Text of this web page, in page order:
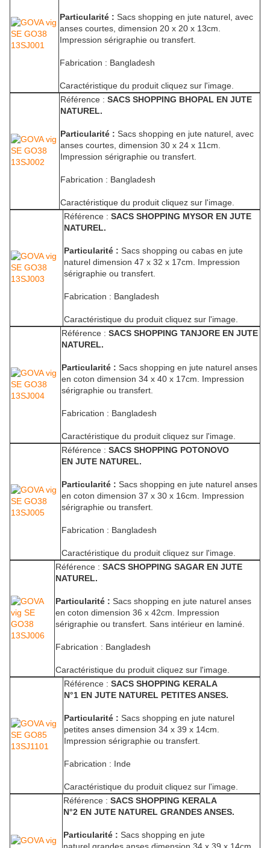
Particularité : Sacs shopping en jute naturel, avec
anses courtes, dimension 20 x 20 x 13cm.
Impression sérigraphie ou transfert.
Fabrication : Bangladesh
Caractéristique du produit cliquez sur l'image.
Référence : SACS SHOPPING BHOPAL EN JUTE
NATUREL.
Particularité : Sacs shopping en jute naturel, avec
anses courtes, dimension 30 x 24 x 11cm.
Impression sérigraphie ou transfert.
Fabrication : Bangladesh
Caractéristique du produit cliquez sur l'image.
Référence : SACS SHOPPING MYSOR EN JUTE
NATUREL.
Particularité : Sacs shopping ou cabas en jute
naturel dimension 47 x 32 x 17cm. Impression
sérigraphie ou transfert.
Fabrication : Bangladesh
Caractéristique du produit cliquez sur l'image.
Référence : SACS SHOPPING TANJORE EN JUTE
NATUREL.
Particularité : Sacs shopping en jute naturel anses
en coton dimension 34 x 40 x 17cm. Impression
sérigraphie ou transfert.
Fabrication : Bangladesh
Caractéristique du produit cliquez sur l'image.
Référence : SACS SHOPPING POTONOVO
EN JUTE NATUREL.
Particularité : Sacs shopping en jute naturel anses
en coton dimension 37 x 30 x 16cm. Impression
sérigraphie ou transfert.
Fabrication : Bangladesh
Caractéristique du produit cliquez sur l'image.
Référence : SACS SHOPPING SAGAR EN JUTE
NATUREL.
Particularité : Sacs shopping en jute naturel anses
en coton dimension 36 x 42cm. Impression
sérigraphie ou transfert. Sans intérieur en laminé.
Fabrication : Bangladesh
Caractéristique du produit cliquez sur l'image.
Référence : SACS SHOPPING KERALA
N°1 EN JUTE NATUREL PETITES ANSES.
Particularité : Sacs shopping en jute naturel
petites anses dimension 34 x 39 x 14cm.
Impression sérigraphie ou transfert.
Fabrication : Inde
Caractéristique du produit cliquez sur l'image.
Référence : SACS SHOPPING KERALA
N°2 EN JUTE NATUREL GRANDES ANSES.
Particularité : Sacs shopping en jute